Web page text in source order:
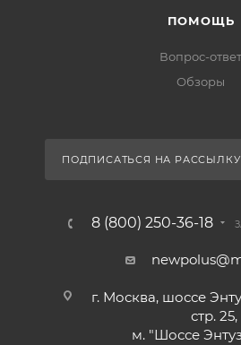
ПОМОЩЬ
Вопрос-ответ
Обзоры
ПОДПИСАТЬСЯ НА РАССЫЛКУ
8 (800) 250-36-18
г. Москва, шоссе
стр. 25,
м. "Шоссе